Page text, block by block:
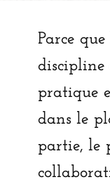
Parce
discipline
pratique
dans le
partie, le